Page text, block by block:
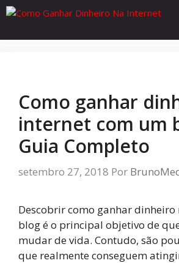
Pular
o
Como ganhar
internet com um
Guia Completo
setembro 27, 2018 Por
Descobrir como ganhar
blog é o principal objetivo de
mudar de vida. Contudo, são
que realmente conseguem